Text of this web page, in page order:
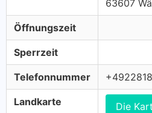
63607
Öffnungszeit
Sperrzeit
Telefonnummer
Landkarte Die